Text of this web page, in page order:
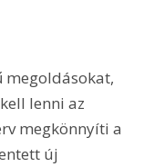
megoldásokat,
lenni az
megkönnyíti a
új